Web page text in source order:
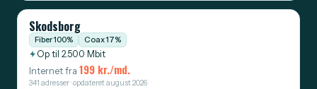
Skodsborg
Fiber 100% Coax 17%
Op til 2.500 Mbit
Internet fra 199 kr./md.
341 adresser · opdateret august 2026